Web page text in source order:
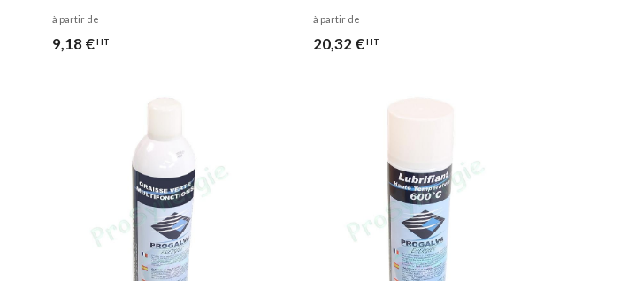
à partir de
9,18 €HT
à partir de
20,32 €HT